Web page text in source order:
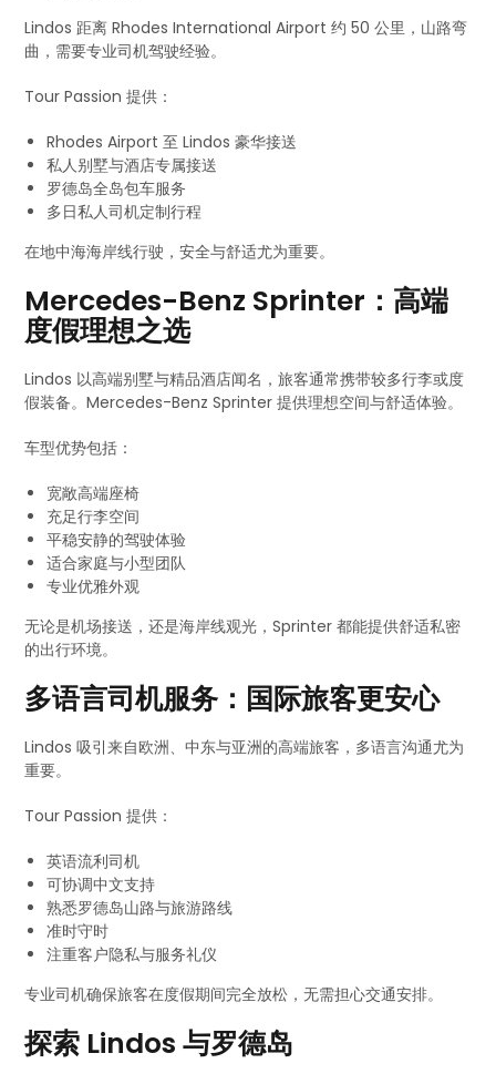
Lindos 距离 Rhodes International Airport 约 50 公里，山路弯
曲，需要专业司机驾驶经验。
Tour Passion 提供：
Rhodes Airport 至 Lindos 豪华接送
私人别墅与酒店专属接送
罗德岛全岛包车服务
多日私人司机定制行程
在地中海海岸线行驶，安全与舒适尤为重要。
Mercedes-Benz Sprinter：高端
度假理想之选
Lindos 以高端别墅与精品酒店闻名，旅客通常携带较多行李或度
假装备。Mercedes-Benz Sprinter 提供理想空间与舒适体验。
车型优势包括：
宽敞高端座椅
充足行李空间
平稳安静的驾驶体验
适合家庭与小型团队
专业优雅外观
无论是机场接送，还是海岸线观光，Sprinter 都能提供舒适私密
的出行环境。
多语言司机服务：国际旅客更安心
Lindos 吸引来自欧洲、中东与亚洲的高端旅客，多语言沟通尤为
重要。
Tour Passion 提供：
英语流利司机
可协调中文支持
熟悉罗德岛山路与旅游路线
准时守时
注重客户隐私与服务礼仪
专业司机确保旅客在度假期间完全放松，无需担心交通安排。
探索 Lindos 与罗德岛